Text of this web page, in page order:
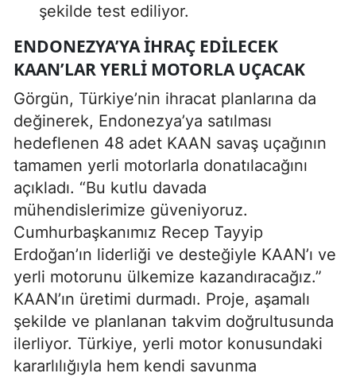
şekilde test ediliyor.
ENDONEZYA’YA IHRAÇ EDILECEK
KAAN’LAR YERLI MOTORLA UÇACAK
Görgün, Türkiye’nin ihracat planlarına da
değinerek, Endonezya’ya satılması
hedeflenen 48 adet KAAN savaş uçağının
tamamen yerli motorlarla donatılacağını
açıkladı. “Bu kutlu davada
mühendislerimize güveniyoruz.
Cumhurbaşkanımız Recep Tayyip
Erdoğan’ın liderliği ve desteğiyle KAAN’ı ve
yerli motorunu ülkemize kazandıracağız.”
KAAN’ın üretimi durmadı. Proje, aşamalı
şekilde ve planlanan takvim doğrultusunda
ilerliyor. Türkiye, yerli motor konusundaki
kararlılığıyla hem kendi savunma